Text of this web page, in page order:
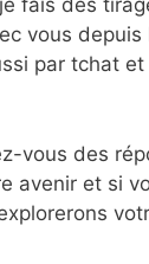
des
vous
par tchat
vous des
et si